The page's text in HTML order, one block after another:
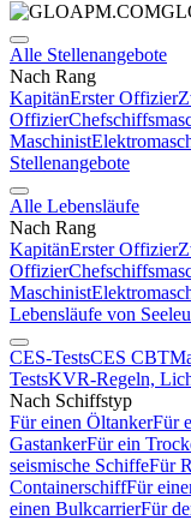
Alle Stellenangebote
Nach Rang
KapitänErster Offizier
Offizier
Maschinist
Stellenangebote
Alle Lebensläufe
Nach Rang
KapitänErster Offizier
Offizier
Maschinist
Lebensläufe von
CES-TestsCES CBT
TestsKVR-Regeln,
Nach Schiffstyp
Für einen ÖltankerFür
GastankerFür ein
seismische SchiffeFür
ContainerschiffFür
einen BulkcarrierFür